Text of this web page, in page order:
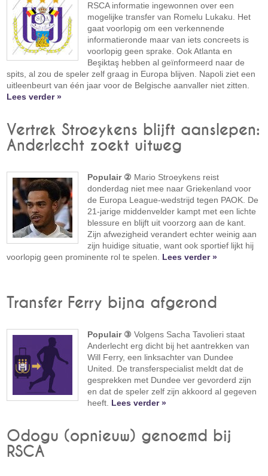
RSCA informatie ingewonnen over een
mogelijke transfer van Romelu Lukaku. Het
gaat voorlopig om een verkennende
informatieronde maar van iets concreets is
voorlopig geen sprake. Ook Atlanta en
Beşiktaş hebben al geïnformeerd naar de
spits, al zou de speler zelf graag in Europa blijven. Napoli ziet een
uitleenbeurt van één jaar voor de Belgische aanvaller niet zitten.
Lees verder »
Vertrek Stroeykens blijft aanslepen:
Anderlecht zoekt uitweg
Populair ② Mario Stroeykens reist
donderdag niet mee naar Griekenland voor
de Europa League-wedstrijd tegen PAOK. De
21-jarige middenvelder kampt met een lichte
blessure en blijft uit voorzorg aan de kant.
Zijn afwezigheid verandert echter weinig aan
zijn huidige situatie, want ook sportief lijkt hij
voorlopig geen prominente rol te spelen. Lees verder »
Transfer Ferry bijna afgerond
Populair ③ Volgens Sacha Tavolieri staat
Anderlecht erg dicht bij het aantrekken van
Will Ferry, een linksachter van Dundee
United. De transferspecialist meldt dat de
gesprekken met Dundee ver gevorderd zijn
en dat de speler zelf zijn akkoord al gegeven
heeft. Lees verder »
Odogu (opnieuw) genoemd bij
RSCA